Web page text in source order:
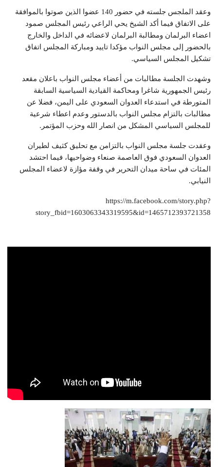
وعقد الملجس جلسته في حضور 140 عضوا الذين صوتوا بالموافقة
على الاتفاق فيما أكد الشيخ يحي الراعي رئيس المجلس صمود
اعضاء البرلمان ومطالبة البرلمان لاعضائه في الداخل والخارج
بالحضور إلى مجلس النواب مؤكدا تاييد ومباركة المجلس اتفاق
تشكيل المجلس السياسي.
وشهدت الجلسة مطالبات من أعضاء مجلس النواب باعلان مقعد
رئيس الجمهورية شاغرا ومحاكمة القيادية السياسية السابقة
المتورطة في استدعاء العدوان السعودي على اليمن، فضلا عن
مطالبات بالتزام مجلس النواب بالدستور وعدم اعطاء شرعية
للمجلس السياسي المشكل من انصار الله وحزب المؤتمر.
وعقدت جلسة مجلس النواب بالتزامن مع تحليق كثيف لطيران
العدوان السعودي فوق العاصمة صنعاء وضواحيها، فيما احتشد
المئات في ساحة ميدان التحرير في وقفة مؤازة لاعضاء المجلس
النيابي.
https://m.facebook.com/story.php?
story_fbid=1603063343319595&id=1465712393721358